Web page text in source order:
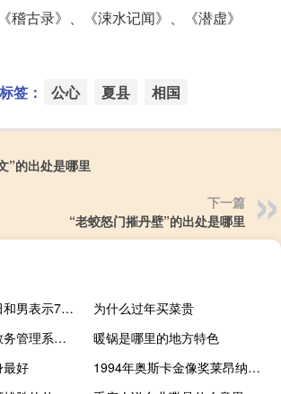
稽古录》、《涑水记闻》、《潜虚》
签： 公心 夏县 相国
”的出处是哪里
下一篇
“老蛟怒门摧丹壁”的出处是哪里
日本央行行长植田和男表示7月调整收益率曲线控制（YCC）旨在避免日本央行在通胀预期上升时被迫放弃YCC的情况
为什么过年买菜贵
中南大学研究生教务管理系统入口（中南大学研究生教务管理系统）
暖锅是哪里的地方特色
最好
1994年奥斯卡金像奖莱昂纳多（莱昂纳多迪卡普里奥-第88届奥斯卡金像奖最佳男主角介绍）